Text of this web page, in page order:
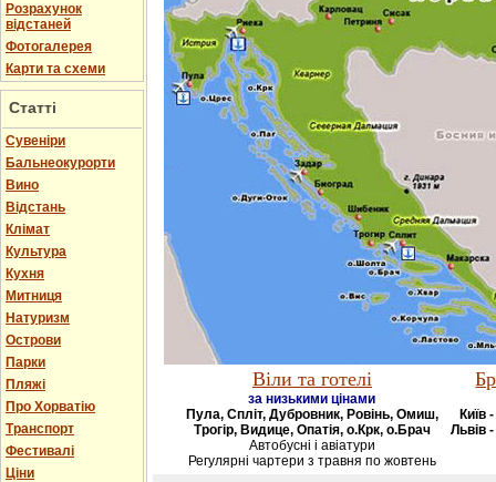
Розрахунок
відстаней
Фотогалерея
Карти та схеми
Статті
Cувеніри
Бальнеокурорти
Вино
Відстань
Клімат
Культура
Кухня
Митниця
Натуризм
Острови
Парки
Пляжі
Про Хорватію
Транспорт
Фестивалі
Ціни
Віли та готелі
за низькими цінами
Пула, Спліт, Дубровник, Ровінь, Омиш,
Трогір, Видице, Опатія, о.Крк, о.Брач
Автобусні і авіатури
Регулярні чартери з травня по жовтень
Київ
Львів